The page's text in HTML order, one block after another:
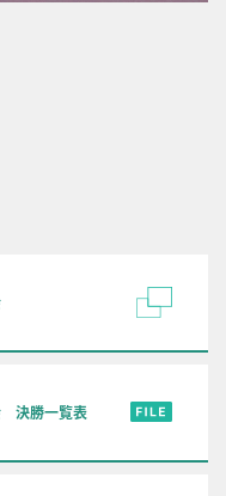
決勝一覧表